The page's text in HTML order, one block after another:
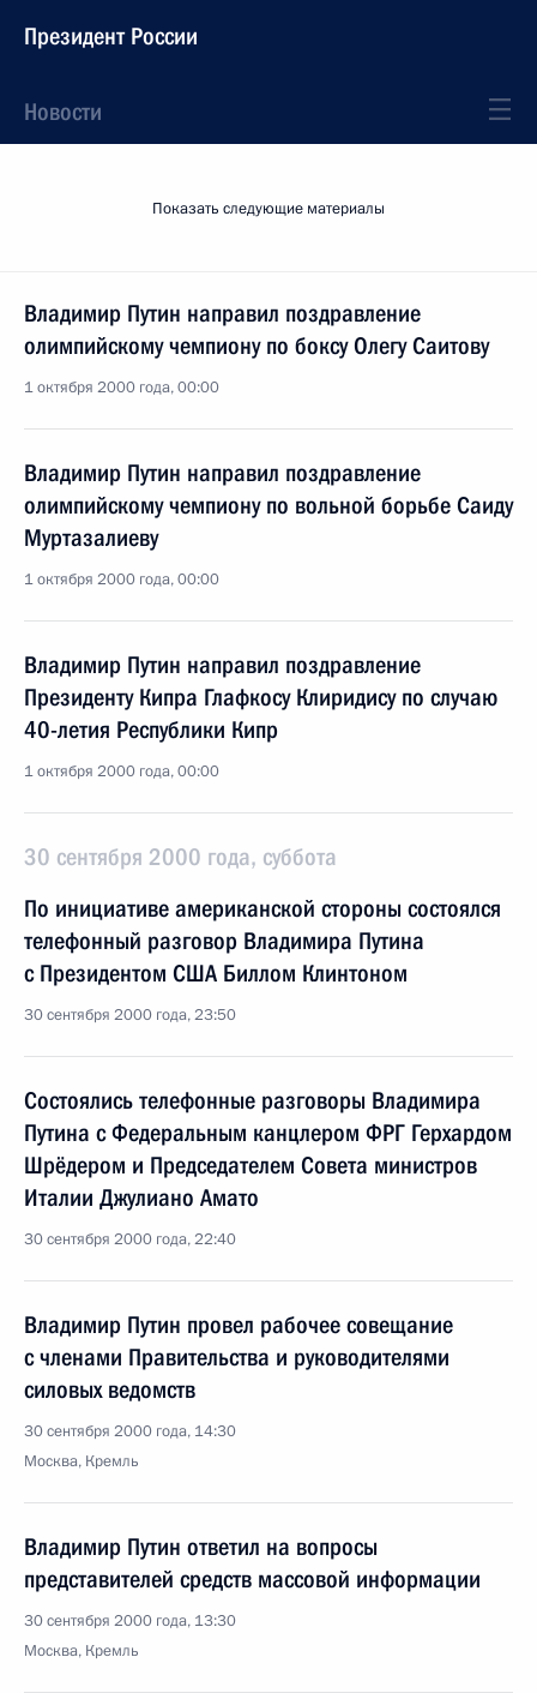
Президент России
Новости
Показать следующие материалы
Владимир Путин направил поздравление
олимпийскому чемпиону по боксу Олегу Саитову
1 октября 2000 года, 00:00
Владимир Путин направил поздравление
олимпийскому чемпиону по вольной борьбе Саиду
Муртазалиеву
1 октября 2000 года, 00:00
Владимир Путин направил поздравление
Президенту Кипра Глафкосу Клиридису по случаю
40-летия Республики Кипр
1 октября 2000 года, 00:00
30 сентября 2000 года, суббота
По инициативе американской стороны состоялся
телефонный разговор Владимира Путина
с Президентом США Биллом Клинтоном
30 сентября 2000 года, 23:50
Состоялись телефонные разговоры Владимира
Путина с Федеральным канцлером ФРГ Герхардом
Шрёдером и Председателем Совета министров
Италии Джулиано Амато
30 сентября 2000 года, 22:40
Владимир Путин провел рабочее совещание
с членами Правительства и руководителями
силовых ведомств
30 сентября 2000 года, 14:30
Москва, Кремль
Владимир Путин ответил на вопросы
представителей средств массовой информации
30 сентября 2000 года, 13:30
Москва, Кремль